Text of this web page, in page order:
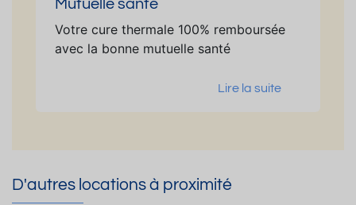
Mutuelle santé
Votre cure thermale 100% remboursée
avec la bonne mutuelle santé
Lire la suite
D'autres locations à proximité